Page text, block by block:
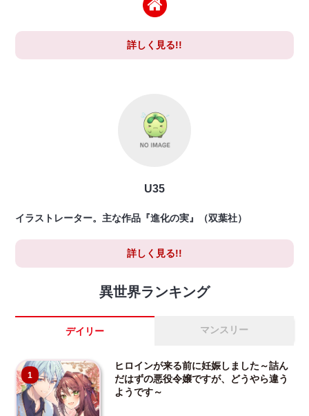
詳しく見る!!
U35
イラストレーター。主な作品『進化の実』（双葉社）
詳しく見る!!
異世界ランキング
デイリー マンスリー
1
ヒロインが来る前に妊娠しました～詰ん
だはずの悪役令嬢ですが、どうやら違う
ようです～